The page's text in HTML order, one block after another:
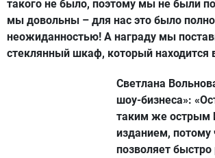
такого не было, поэтому мы не были
мы довольны – для нас это было
неожиданностью! А награду мы
стеклянный шкаф, который находится
Светлана
шоу-бизнеса»:
таким же острым
изданием, потому
позволяет быстро